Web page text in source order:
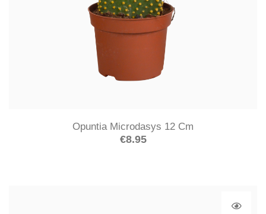
Opuntia Microdasys 12 Cm
€8.95